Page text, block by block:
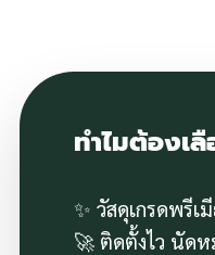
ทำไมต้องเ
✨ วัสดุเกรดพรี
🚀 ติดตั้งไว นัดห